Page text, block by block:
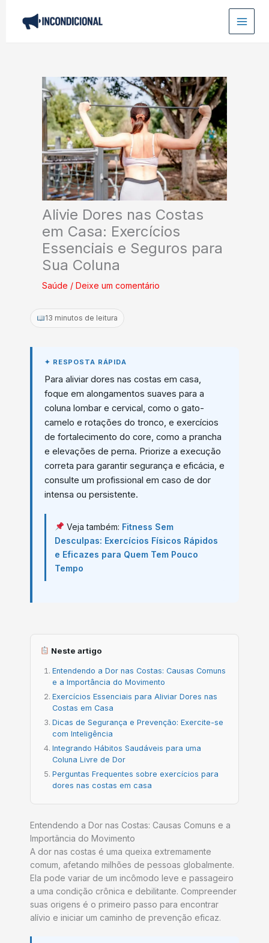
Alivie Dores nas Costas
em Casa: Exercícios
Essenciais e Seguros para
Sua Coluna
Saúde / Deixe um comentário
13 minutos de leitura
Para aliviar dores nas costas em casa,
foque em alongamentos suaves para a
coluna lombar e cervical, como o gato-
camelo e rotações do tronco, e exercícios
de fortalecimento do core, como a prancha
e elevações de perna. Priorize a execução
correta para garantir segurança e eficácia, e
consulte um profissional em caso de dor
intensa ou persistente.
Veja também: Fitness Sem
Desculpas: Exercícios Físicos Rápidos
e Eficazes para Quem Tem Pouco
Tempo
Neste artigo
Entendendo a Dor nas Costas: Causas Comuns
e a Importância do Movimento
Exercícios Essenciais para Aliviar Dores nas
Costas em Casa
Dicas de Segurança e Prevenção: Exercite-se
com Inteligência
Integrando Hábitos Saudáveis para uma
Coluna Livre de Dor
Perguntas Frequentes sobre exercícios para
dores nas costas em casa
Entendendo a Dor nas Costas: Causas Comuns e a
Importância do Movimento
A dor nas costas é uma queixa extremamente
comum, afetando milhões de pessoas globalmente.
Ela pode variar de um incômodo leve e passageiro
a uma condição crônica e debilitante. Compreender
suas origens é o primeiro passo para encontrar
alívio e iniciar um caminho de prevenção eficaz.